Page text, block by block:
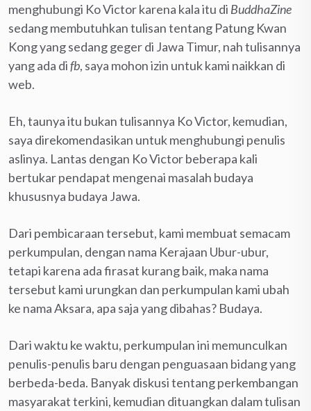
menghubungi Ko Victor karena kala itu di BuddhaZine
sedang membutuhkan tulisan tentang Patung Kwan
Kong yang sedang geger di Jawa Timur, nah tulisannya
yang ada difb, saya mohon izin untuk kami naikkan di
web.
Eh, taunya itu bukan tulisannya Ko Victor, kemudian,
saya direkomendasikan untuk menghubungi penulis
aslinya. Lantas dengan Ko Victor beberapa kali
bertukar pendapat mengenai masalah budaya
khususnya budaya Jawa.
Dari pembicaraan tersebut, kami membuat semacam
perkumpulan, dengan nama Kerajaan Ubur-ubur,
tetapi karena ada firasat kurang baik, maka nama
tersebut kami urungkan dan perkumpulan kami ubah
ke nama Aksara, apa saja yang dibahas? Budaya.
Dari waktu ke waktu, perkumpulan ini memunculkan
penulis-penulis baru dengan penguasaan bidang yang
berbeda-beda. Banyak diskusi tentang perkembangan
masyarakat terkini, kemudian dituangkan dalam tulisan